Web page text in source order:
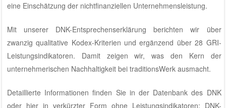
eine Einschätzung der nichtfinanziellen Unternehmensleistung.
Mit unserer DNK-Entsprechenserklärung berichten wir über
zwanzig qualitative Kodex-Kriterien und ergänzend über 28 GRI-
Leistungsindikatoren. Damit zeigen wir, was den Kern der
unternehmerischen Nachhaltigkeit bei traditionsWerk ausmacht.
Detaillierte Informationen finden Sie in der Datenbank des DNK
oder hier in verkürzter Form ohne Leistungsindikatoren: DNK-